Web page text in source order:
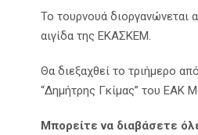
Το τουρνουά
αιγίδα της ΕΚΑΣΚΕΜ.
Θα διεξαχθεί το τριήμερο
“Δημήτρης Γκίμας” του ΕΑΚ
Μπορείτε να διαβάσετε